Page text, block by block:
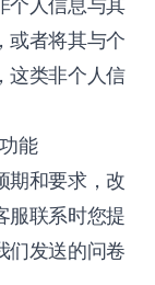
个人信息与其
或者将其与个
这类非个人信
能
期和要求，改
服联系时您提
们发送的问卷